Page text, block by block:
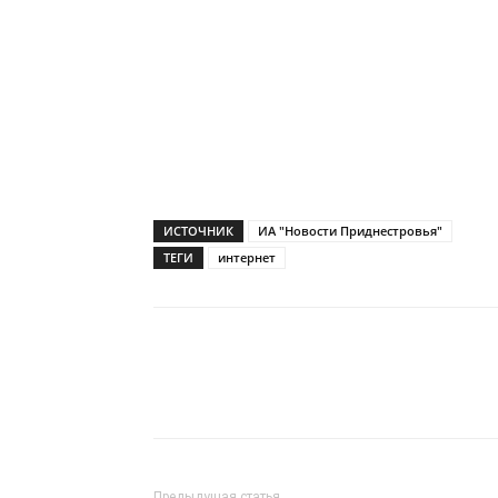
ИСТОЧНИК
ИА "Новости Приднестровья"
ТЕГИ
интернет